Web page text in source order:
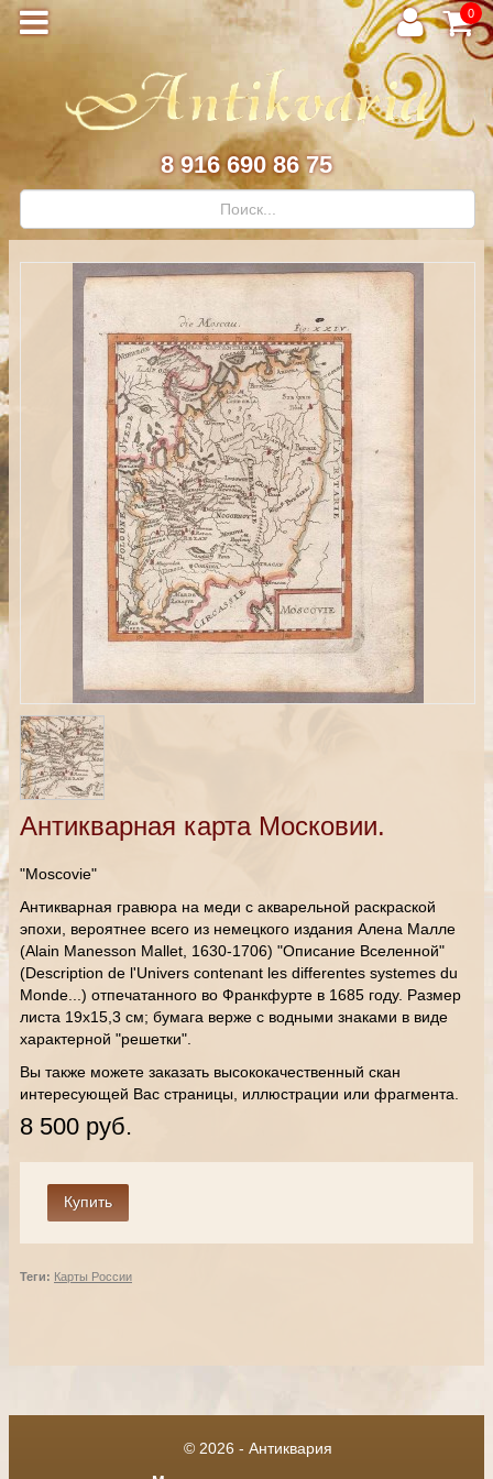
0
8 916 690 86 75
Антикварная карта Московии.
"Moscovie"
Антикварная гравюра на меди с акварельной раскраской
эпохи, вероятнее всего из немецкого издания Алена Малле
(Alain Manesson Mallet, 1630-1706) "Описание Вселенной"
(Description de l'Univers contenant les differentes systemes du
Monde...) отпечатанного во Франкфурте в 1685 году. Размер
листа 19х15,3 см; бумага верже с водными знаками в виде
характерной "решетки".
Вы также можете заказать высококачественный скан
интересующей Вас страницы, иллюстрации или фрагмента.
8 500 руб.
Теги: Карты России
© 2026 - Антиквария